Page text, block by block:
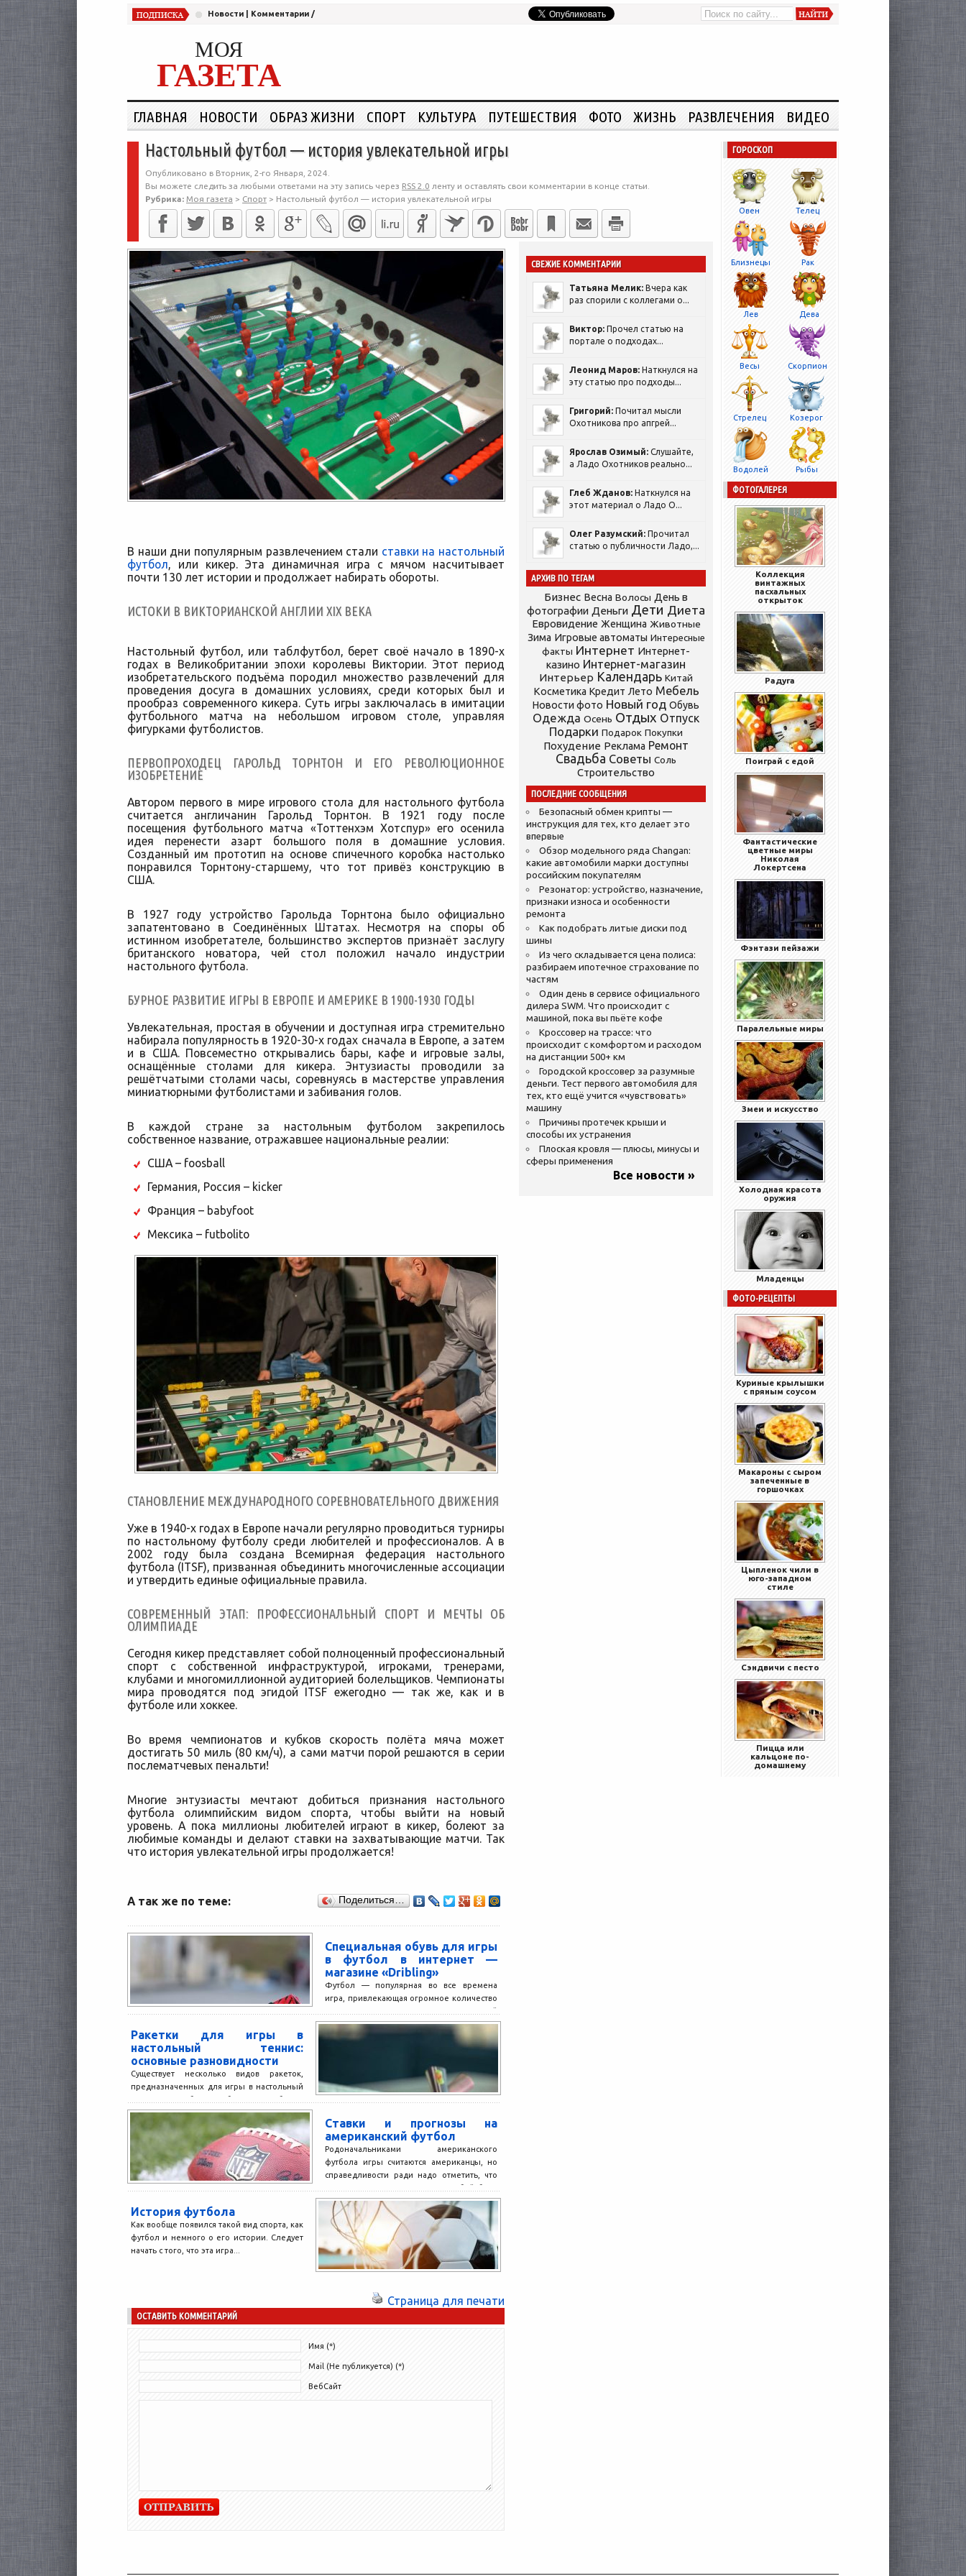
Новости Комментарии /
МОЯ
ГАЗЕТА
ГЛАВНАЯ НОВОСТИ ОБРАЗ ЖИЗНИ СПОРТ КУЛЬТУРА ПУТЕШЕСТВИЯ ФОТО ЖИЗНЬ РАЗВЛЕЧЕНИЯ ВИДЕО
Настольный футбол — история увлекательной игры
Опубликовано в Вторник, 2-го Января, 2024.
Вы можете следить за любыми ответами на эту запись через RSS 2.0 ленту и оставлять свои комментарии в конце статьи.
Рубрика: Моя газета > Спорт > Настольный футбол — история увлекательной игры
В наши дни популярным развлечением стали ставки на настольный
футбол, или кикер. Эта динамичная игра с мячом насчитывает
почти 130 лет истории и продолжает набирать обороты.
ИСТОКИ В ВИКТОРИАНСКОЙ АНГЛИИ XIX ВЕКА
Настольный футбол, или таблфутбол, берет своё начало в 1890-х
годах в Великобритании эпохи королевы Виктории. Этот период
изобретательского подъёма породил множество развлечений для
проведения досуга в домашних условиях, среди которых был и
прообраз современного кикера. Суть игры заключалась в имитации
футбольного матча на небольшом игровом столе, управляя
фигурками футболистов.
ПЕРВОПРОХОДЕЦ ГАРОЛЬД ТОРНТОН И ЕГО РЕВОЛЮЦИОННОЕ
ИЗОБРЕТЕНИЕ
Автором первого в мире игрового стола для настольного футбола
считается англичанин Гарольд Торнтон. В 1921 году после
посещения футбольного матча «Тоттенхэм Хотспур» его осенила
идея перенести азарт большого поля в домашние условия.
Созданный им прототип на основе спичечного коробка настолько
понравился Торнтону-старшему, что тот привёз конструкцию в
США.
В 1927 году устройство Гарольда Торнтона было официально
запатентовано в Соединённых Штатах. Несмотря на споры об
истинном изобретателе, большинство экспертов признаёт заслугу
британского новатора, чей стол положил начало индустрии
настольного футбола.
БУРНОЕ РАЗВИТИЕ ИГРЫ В ЕВРОПЕ И АМЕРИКЕ В 1900-1930 ГОДЫ
Увлекательная, простая в обучении и доступная игра стремительно
набирала популярность в 1920-30-х годах сначала в Европе, а затем
и в США. Повсеместно открывались бары, кафе и игровые залы,
оснащённые столами для кикера. Энтузиасты проводили за
решётчатыми столами часы, соревнуясь в мастерстве управления
миниатюрными футболистами и забивания голов.
В каждой стране за настольным футболом закрепилось
собственное название, отражавшее национальные реалии:
США – foosball
Германия, Россия – kicker
Франция – babyfoot
Мексика – futbolito
СТАНОВЛЕНИЕ МЕЖДУНАРОДНОГО СОРЕВНОВАТЕЛЬНОГО ДВИЖЕНИЯ
Уже в 1940-х годах в Европе начали регулярно проводиться турниры
по настольному футболу среди любителей и профессионалов. А в
2002 году была создана Всемирная федерация настольного
футбола (ITSF), призванная объединить многочисленные ассоциации
и утвердить единые официальные правила.
СОВРЕМЕННЫЙ ЭТАП: ПРОФЕССИОНАЛЬНЫЙ СПОРТ И МЕЧТЫ ОБ
ОЛИМПИАДЕ
Сегодня кикер представляет собой полноценный профессиональный
спорт с собственной инфраструктурой, игроками, тренерами,
клубами и многомиллионной аудиторией болельщиков. Чемпионаты
мира проводятся под эгидой ITSF ежегодно — так же, как и в
футболе или хоккее.
Во время чемпионатов и кубков скорость полёта мяча может
достигать 50 миль (80 км/ч), а сами матчи порой решаются в серии
послематчевых пенальти!
Многие энтузиасты мечтают добиться признания настольного
футбола олимпийским видом спорта, чтобы выйти на новый
уровень. А пока миллионы любителей играют в кикер, болеют за
любимые команды и делают ставки на захватывающие матчи. Так
что история увлекательной игры продолжается!
А так же по теме: Поделиться…
Специальная обувь для игры
в футбол в интернет —
магазине «Dribling»
Футбол — популярная во все времена
игра, привлекающая огромное количество
поклонников и желающих принять в ней
участие лично. Командный вид...
Ракетки для игры в
настольный теннис:
основные разновидности
Существует несколько видов ракеток,
предназначенных для игры в настольный
теннис. Чтобы выбрать наиболее
подходящую модель, нужно внимательно
изучить все их...
Ставки и прогнозы на
американский футбол
Родоначальниками американского
футбола игры считаются американцы, но
справедливости ради надо отметить, что
сама концепция и правила бейсбола
позаимствованы у русской...
История футбола
Как вообще появился такой вид спорта, как
футбол и немного о его истории. Следует
начать с того, что эта игра...
Страница для печати
ОСТАВИТЬ КОММЕНТАРИЙ
Имя (*)
Mail (Не публикуется) (*)
ВебСайт
СВЕЖИЕ КОММЕНТАРИИ
Татьяна Мелик: Вчера как
раз спорили с коллегами о...
Виктор: Прочел статью на
портале о подходах...
Леонид Маров: Наткнулся на
эту статью про подходы...
Григорий: Почитал мысли
Охотникова про апгрей...
Ярослав Озимый: Слушайте,
а Ладо Охотников реально...
Глеб Жданов: Наткнулся на
этот материал о Ладо О...
Олег Разумский: Прочитал
статью о публичности Ладо,...
АРХИВ ПО ТЕГАМ
Бизнес Весна Волосы День в
фотографии Деньги Дети Диета
Евровидение Женщина Животные
Зима Игровые автоматы Интересные
факты Интернет Интернет-
казино Интернет-магазин
Интерьер Календарь Китай
Косметика Кредит Лето Мебель
Новости фото Новый год Обувь
Одежда Осень Отдых Отпуск
Подарки Подарок Покупки
Похудение Реклама Ремонт
Свадьба Советы Соль
Строительство
ПОСЛЕДНИЕ СООБЩЕНИЯ
Безопасный обмен крипты —
инструкция для тех, кто делает это
впервые
Обзор модельного ряда Changan:
какие автомобили марки доступны
российским покупателям
Резонатор: устройство, назначение,
признаки износа и особенности
ремонта
Как подобрать литые диски под
шины
Из чего складывается цена полиса:
разбираем ипотечное страхование по
частям
Один день в сервисе официального
дилера SWM. Что происходит с
машиной, пока вы пьёте кофе
Кроссовер на трассе: что
происходит с комфортом и расходом
на дистанции 500+ км
Городской кроссовер за разумные
деньги. Тест первого автомобиля для
тех, кто ещё учится «чувствовать»
машину
Причины протечек крыши и
способы их устранения
Плоская кровля — плюсы, минусы и
сферы применения
Все новости »
ГОРОСКОП
Овен Телец
Близнецы Рак
Лев Дева
Весы Скорпион
Стрелец Козерог
Водолей Рыбы
ФОТОГАЛЕРЕЯ
Коллекция
винтажных
пасхальных
открыток
Радуга
Поиграй с едой
Фантастические
цветные миры
Николая
Локертсена
Фэнтази пейзажи
Паралельные миры
Змеи и искусство
Холодная красота
оружия
Младенцы
ФОТО-РЕЦЕПТЫ
Куриные крылышки
с пряным соусом
Макароны с сыром
запеченные в
горшочках
Цыпленок чили в
юго-западном
стиле
Сэндвичи с песто
Пицца или
кальцоне по-
домашнему